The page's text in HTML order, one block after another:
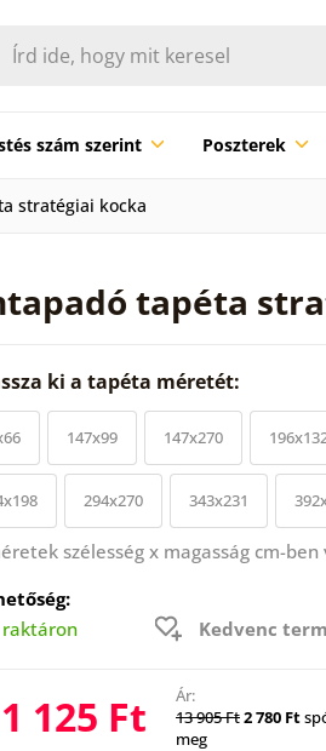
szám szerint Poszterek
stratégiai kocka
tapéta
ki a tapéta méretét:
147x99 147x270
294x270 343x231
szélesség x magasság cm-
raktáron
Kedvenc
125 Ft
Ár:
13 905 Ft2 780 Ft
meg